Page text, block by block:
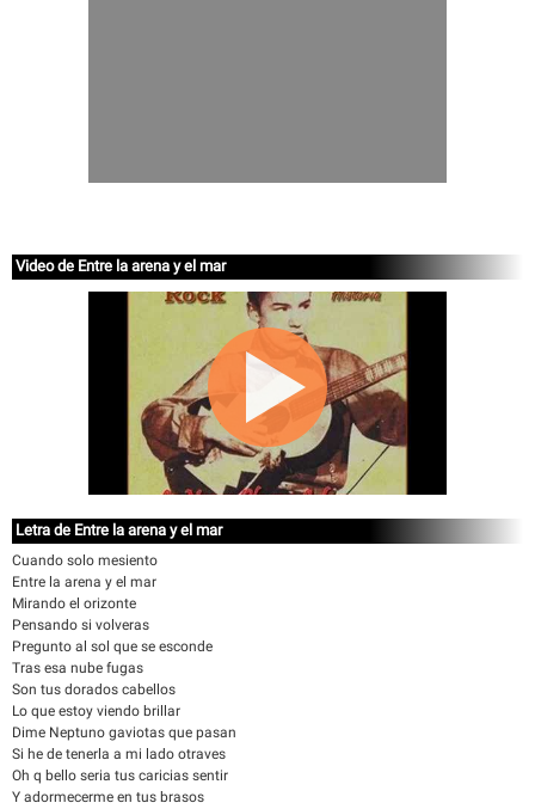
Video de Entre la arena y el mar
Letra de Entre la arena y el mar
Cuando solo mesiento
Entre la arena y el mar
Mirando el orizonte
Pensando si volveras
Pregunto al sol que se esconde
Tras esa nube fugas
Son tus dorados cabellos
Lo que estoy viendo brillar
Dime Neptuno gaviotas que pasan
Si he de tenerla a mi lado otraves
Oh q bello seria tus caricias sentir
Y adormecerme en tus brasos